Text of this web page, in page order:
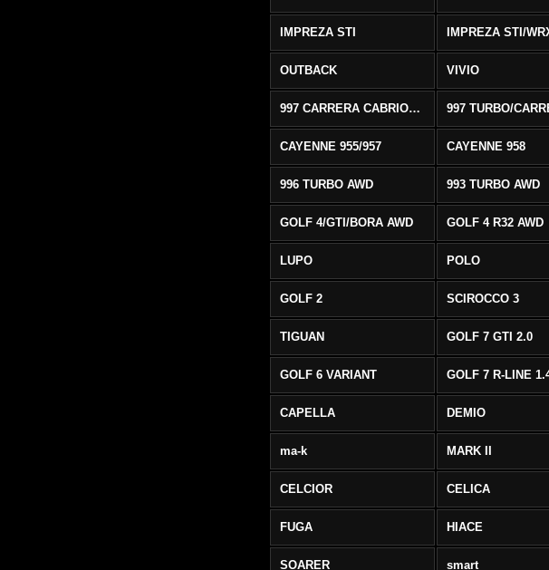
IMPREZA STI IMPREZA STI/
OUTBACK VIVIO
997 CARRERA CABRIOLET 2/S
CAYENNE 955/957 CAYENNE 958
996 TURBO AWD 993 TURBO AWD
GOLF 4/GTI/BORA AWD GOLF 4 R32 AWD
LUPO POLO
GOLF 2 SCIROCCO 3
TIGUAN GOLF 7 GTI 2.0
GOLF 6 VARIANT GOLF 7 R-LINE
CAPELLA DEMIO
ma-k MARK II
CELCIOR CELICA
FUGA HIACE
SOARER smart